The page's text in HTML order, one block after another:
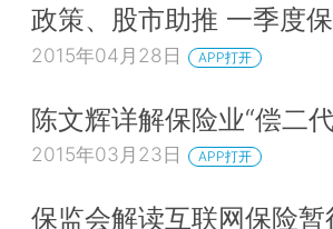
政策、股市助推 一季度
2015年04月28日 APP打开
陈文辉详解保险业“偿二
2015年03月23日 APP打开
保监会解读互联网保险暂